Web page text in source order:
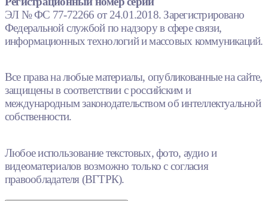
ЭЛ № ФС 77-72266 от 24.01.2018. Зарегистрировано
Федеральной службой по надзору в сфере связи,
информационных технологий и массовых коммуникаций.
Все права на любые материалы, опубликованные на сайте,
защищены в соответствии с российским и
международным законодательством об интеллектуальной
собственности.
Любое использование текстовых, фото, аудио и
видеоматериалов возможно только с согласия
правообладателя (ВГТРК).